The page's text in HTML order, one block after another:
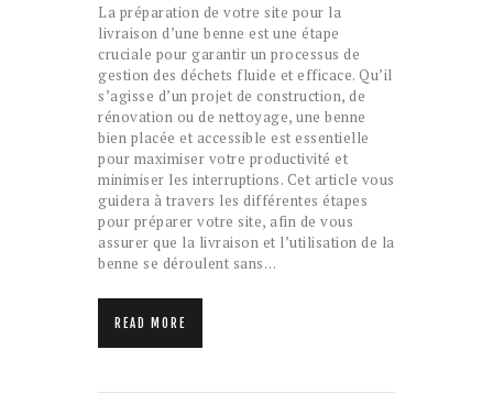
La préparation de votre site pour la
livraison d’une benne est une étape
cruciale pour garantir un processus de
gestion des déchets fluide et efficace. Qu’il
s’agisse d’un projet de construction, de
rénovation ou de nettoyage, une benne
bien placée et accessible est essentielle
pour maximiser votre productivité et
minimiser les interruptions. Cet article vous
guidera à travers les différentes étapes
pour préparer votre site, afin de vous
assurer que la livraison et l’utilisation de la
benne se déroulent sans…
READ MORE